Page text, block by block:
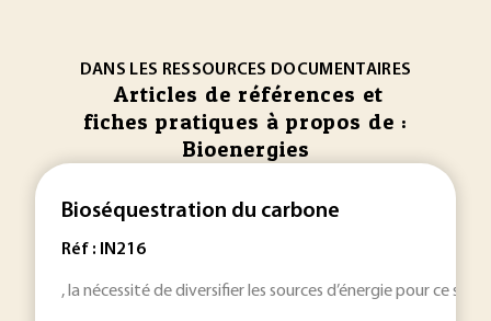
DANS LES RESSOURCES DOCUMENTAIRES
Articles de références et
fiches pratiques à propos de :
Bioenergies
Bioséquestration du carbone
Réf : IN216
, la nécessité de diversifier les sources d’énergie pour ce